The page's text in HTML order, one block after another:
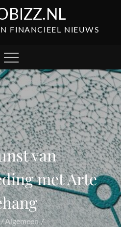
FINANCIEEL NIEUWS
van
met Arte
Algemeen